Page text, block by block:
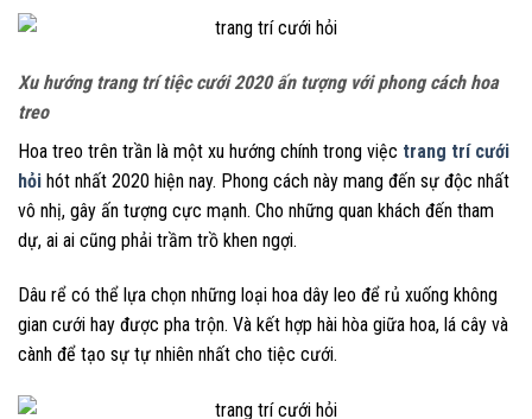
Xu hướng trang trí tiệc cưới 2020 ấn tượng với phong cách hoa
treo
Hoa treo trên trần là một xu hướng chính trong việc trang trí cưới
hỏi hót nhất 2020 hiện nay. Phong cách này mang đến sự độc nhất
vô nhị, gây ấn tượng cực mạnh. Cho những quan khách đến tham
dự, ai ai cũng phải trầm trồ khen ngợi.
Dâu rể có thể lựa chọn những loại hoa dây leo để rủ xuống không
gian cưới hay được pha trộn. Và kết hợp hài hòa giữa hoa, lá cây và
cành để tạo sự tự nhiên nhất cho tiệc cưới.